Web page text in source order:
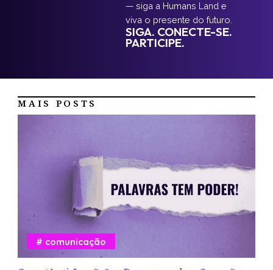
— siga a Humans Land e
viva o presente do futuro.
SIGA. CONECTE-SE.
PARTICIPE.
MAIS POSTS
comunicação